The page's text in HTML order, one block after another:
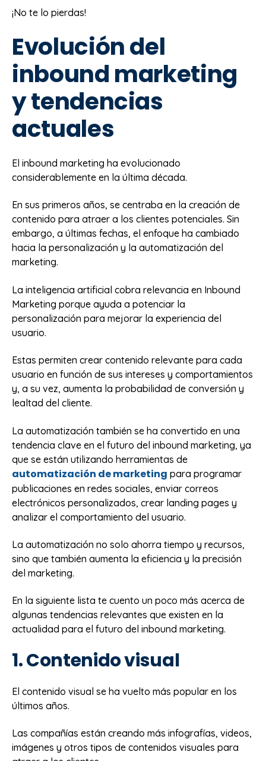
¡No te lo pierdas!
Evolución del
inbound marketing
y tendencias
actuales
El inbound marketing ha evolucionado
considerablemente en la última década.
En sus primeros años, se centraba en la creación de
contenido para atraer a los clientes potenciales. Sin
embargo, a últimas fechas, el enfoque ha cambiado
hacia la personalización y la automatización del
marketing.
La inteligencia artificial cobra relevancia en Inbound
Marketing porque ayuda a potenciar la
personalización para mejorar la experiencia del
usuario.
Estas permiten crear contenido relevante para cada
usuario en función de sus intereses y comportamientos
y, a su vez, aumenta la probabilidad de conversión y
lealtad del cliente.
La automatización también se ha convertido en una
tendencia clave en el futuro del inbound marketing, ya
que se están utilizando herramientas de
automatización de marketing para programar
publicaciones en redes sociales, enviar correos
electrónicos personalizados, crear landing pages y
analizar el comportamiento del usuario.
La automatización no solo ahorra tiempo y recursos,
sino que también aumenta la eficiencia y la precisión
del marketing.
En la siguiente lista te cuento un poco más acerca de
algunas tendencias relevantes que existen en la
actualidad para el futuro del inbound marketing.
1. Contenido visual
El contenido visual se ha vuelto más popular en los
últimos años.
Las compañías están creando más infografías, videos,
imágenes y otros tipos de contenidos visuales para